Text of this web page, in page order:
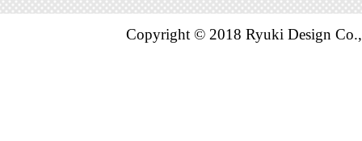
Copyright © 2018 Ryuki Design